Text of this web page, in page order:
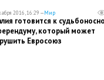
2016, 16:29 —Мир
готовится к
который может
Евросоюз